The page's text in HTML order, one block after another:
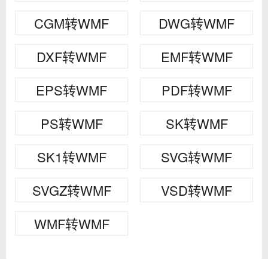
CGM转WMF
DWG转WMF
DXF转WMF
EMF转WMF
EPS转WMF
PDF转WMF
PS转WMF
SK转WMF
SK1转WMF
SVG转WMF
SVGZ转WMF
VSD转WMF
WMF转WMF